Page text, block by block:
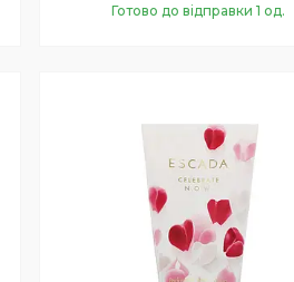
Готово до відправки 1 од.